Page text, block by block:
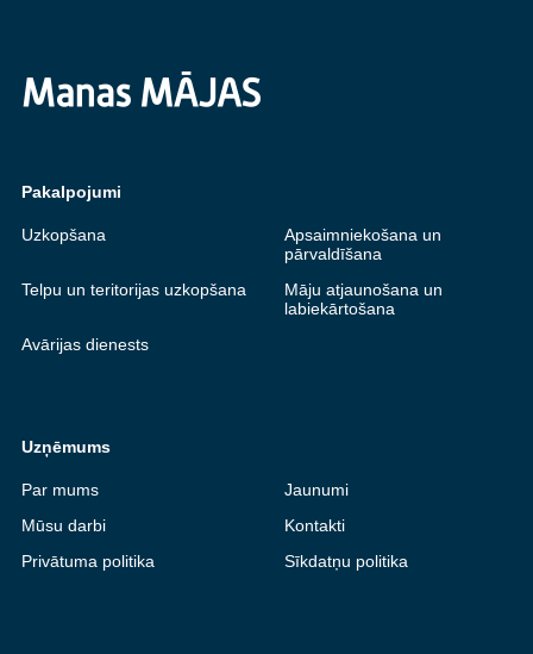
Pakalpojumi
Uzkopšana
Apsaimniekošana un
pārvaldīšana
Telpu un teritorijas uzkopšana
Māju atjaunošana un
labiekārtošana
Avārijas dienests
Uzņēmums
Par mums
Jaunumi
Mūsu darbi
Kontakti
Privātuma politika
Sīkdatņu politika